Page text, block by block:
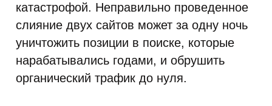
катастрофой. Неправильно проведенное
слияние двух сайтов может за одну ночь
уничтожить позиции в поиске, которые
нарабатывались годами, и обрушить
органический трафик до нуля.